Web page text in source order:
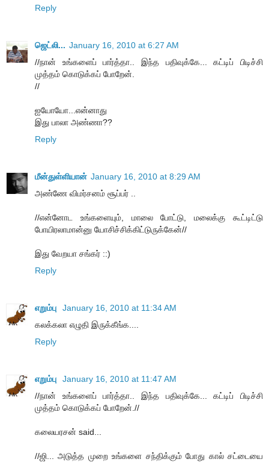
Reply
ஜெட்லி... January 16, 2010 at 6:27 AM
//நான் உங்களைப் பார்த்தா.. இந்த பதிவுக்கே... கட்டிப் பிடிச்சி
முத்தம் கொடுக்கப் போறேன்.
//
ஐயோயோ...என்னாது
இது பாலா அண்ணா??
Reply
மீன்துள்ளியான் January 16, 2010 at 8:29 AM
அண்ணே விமர்சனம் சூப்பர் ..
//என்னோட உங்களையும், மாலை போட்டு, மலைக்கு கூட்டிட்டு
போயிரலாமான்னு யோசிச்சிக்கிட்டுருக்கேன்//
இது வேறயா சங்கர் ::)
Reply
எறும்பு
January 16, 2010 at 11:34 AM
கலக்கலா எழுதி இருக்கீங்க....
Reply
எறும்பு
January 16, 2010 at 11:47 AM
//நான் உங்களைப் பார்த்தா.. இந்த பதிவுக்கே... கட்டிப் பிடிச்சி
முத்தம் கொடுக்கப் போறேன்.//
கலையரசன் said...
//ஜி... அடுத்த முறை உங்களை சந்திக்கும் போது கால் சட்டையை